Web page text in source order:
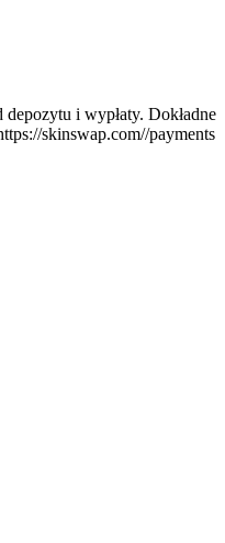
i wypłaty. Dokładne
skinswap.com//payments